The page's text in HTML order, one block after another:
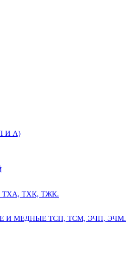
И А)
ТХК, ТЖК.
И МЕДНЫЕ ТСП, ТСМ, ЭЧП, ЭЧМ.